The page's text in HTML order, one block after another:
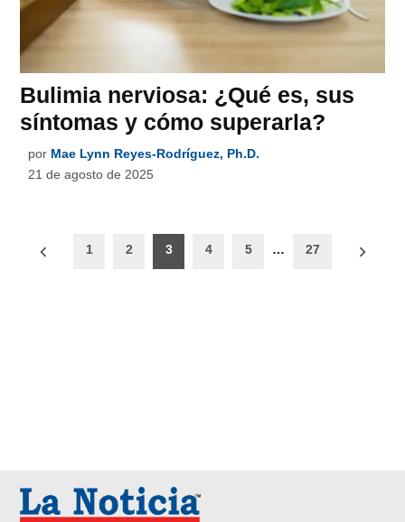
Bulimia nerviosa: ¿Qué es, sus
síntomas y cómo superarla?
por Mae Lynn Reyes-Rodríguez, Ph.D.
21 de agosto de 2025
Paginación
1 2 3 4 5 … 27